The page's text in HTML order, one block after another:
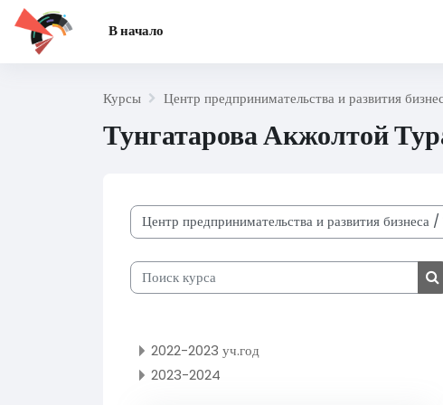
Перейти к основному содержанию
В начало
Курсы Центр предпринимательства и развития
Тунгатарова Акжолтой
Категории курсов
Поиск курса
2022-2023 уч.год
2023-2024